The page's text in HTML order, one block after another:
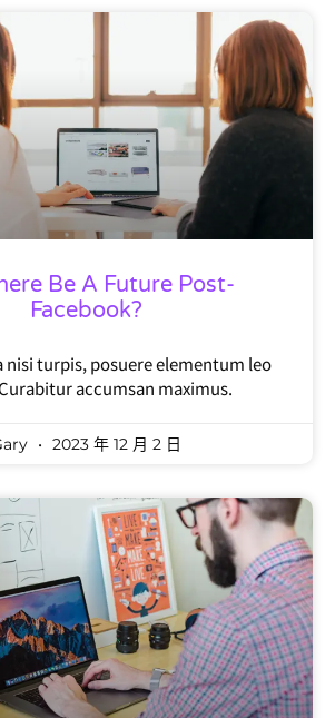
Be A Future Post-
Facebook?
nisi turpis, posuere elementum leo
accumsan maximus.
2023 年 12 月 2 日